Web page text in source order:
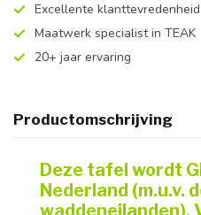
Excellente klanttevredenheid
Maatwerk specialist in TEAK
20+ jaar ervaring
Productomschrijving
Deze tafel wordt
Nederland (m.u.v.
waddeneilanden),